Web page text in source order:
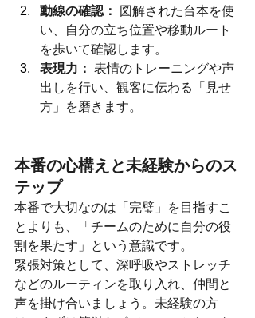
動線の確認：
図解された台本を使
い、自分の立ち位置や移動ルート
を歩いて確認します。
表現力： 表情のトレーニングや声
出しを行い、観客に伝わる「見せ
方」を磨きます。
本番の心構えと未経験からのス
テップ
本番で大切なのは「完璧」を目指すこ
とよりも、「チームのために自分の役
割を果たす」という意識です。
緊張対策として、深呼吸やストレッチ
などのルーティンを取り入れ、仲間と
声を掛け合いましょう。未経験の方